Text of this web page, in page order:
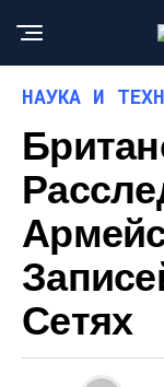
НАУКА И
Сетях